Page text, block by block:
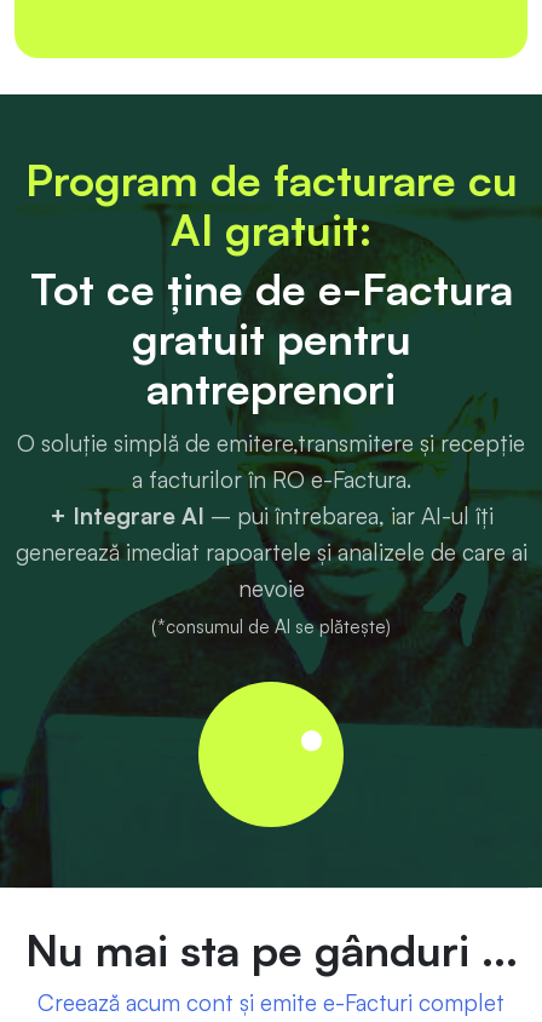
Program de facturare cu
AI gratuit:
Tot ce ține de e-Factura
gratuit pentru
antreprenori
O soluție simplă de emitere,transmitere și recepție
a facturilor în RO e-Factura.
+ Integrare AI – pui întrebarea, iar AI-ul îți
generează imediat rapoartele și analizele de care ai
nevoie
(*consumul de AI se plătește)
Nu mai sta pe gânduri ...
Creează acum cont și emite e-Facturi complet